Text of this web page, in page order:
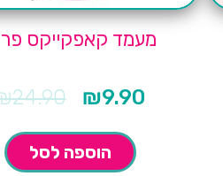
מעמד קאפקייקס
24.90
המחיר
המקורי
₪24.90.
₪9.90המחיר
הוספה לסל